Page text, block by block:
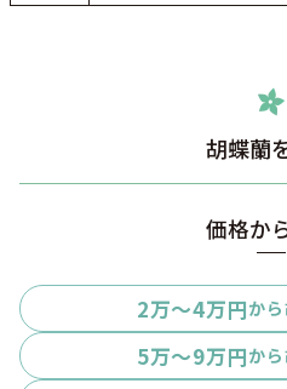
胡蝶蘭
価格か
2万〜4万円か
5万〜9万円か